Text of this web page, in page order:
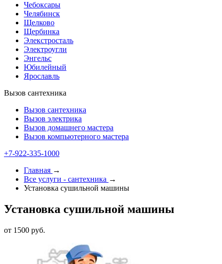
Чебоксары
Челябинск
Щелково
Щербинка
Элекстросталь
Электроугли
Энгельс
Юбилейный
Ярославль
Вызов сантехника
Вызов сантехника
Вызов электрика
Вызов домашнего мастера
Вызов компьютерного мастера
+7-922-335-1000
Главная →
Все услуги - cантехника →
Установка сушильной машины
Установка сушильной машины
от 1500 руб.